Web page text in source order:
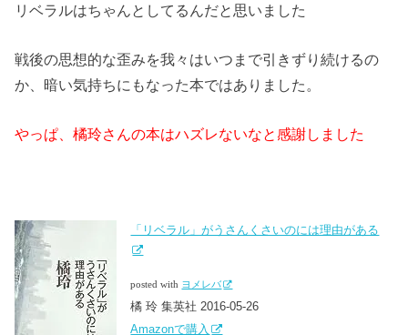
リベラルはちゃんとしてるんだと思いました
戦後の思想的な歪みを我々はいつまで引きずり続けるの
か、暗い気持ちにもなった本ではありました。
やっぱ、橘玲さんの本はハズレないなと感謝しました
「リベラル」がうさんくさいのには理由がある
posted with ヨメレバ
橘 玲 集英社 2016-05-26
Amazonで購入